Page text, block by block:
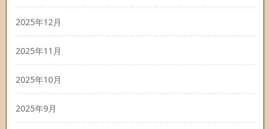
2025年12月
2025年11月
2025年10月
2025年9月